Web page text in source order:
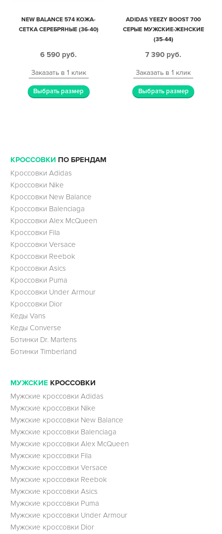
NEW BALANCE 574 КОЖА-
СЕТКА СЕРЕБРЯНЫЕ (36-40)
6 590 руб.
Заказать в 1 клик
Выбрать размер
ADIDAS YEEZY BOOST 700
СЕРЫЕ МУЖСКИЕ-ЖЕНСКИЕ
(35-44)
7 390 руб.
Заказать в 1 клик
Выбрать размер
КРОССОВКИ ПО БРЕНДАМ
Кроссовки Adidas
Кроссовки Nike
Кроссовки New Balance
Кроссовки Balenciaga
Кроссовки Alex McQueen
Кроссовки Fila
Кроссовки Versace
Кроссовки Reebok
Кроссовки Asics
Кроссовки Puma
Кроссовки Under Armour
Кроссовки Dior
Кеды Vans
Кеды Converse
Ботинки Dr. Martens
Ботинки Timberland
МУЖСКИЕ КРОССОВКИ
Мужские кроссовки Adidas
Мужские кроссовки Nike
Мужские кроссовки New Balance
Мужские кроссовки Balenciaga
Мужские кроссовки Alex McQueen
Мужские кроссовки Fila
Мужские кроссовки Versace
Мужские кроссовки Reebok
Мужские кроссовки Asics
Мужские кроссовки Puma
Мужские кроссовки Under Armour
Мужские кроссовки Dior